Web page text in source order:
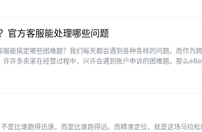
官方客服能处理哪些问题
能搞定哪些困难题？我们每天都会遇到各种各样的问题。而作为
许多卖家在经营过程中，兴许会遇到账户申诉的困难题。那么
···
是比谁跑得迅速，而是比谁跑得远。而精准定位，就是这场马拉松